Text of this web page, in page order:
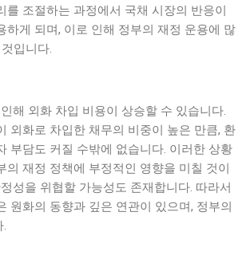
를 조절하는 과정에서 국채 시장의 반응이
하게 되며, 이로 인해 정부의 재정 운용에 많
입니다.
해 외화 차입 비용이 상승할 수 있습니다.
외화로 차입한 채무의 비중이 높은 만큼, 환
부담도 커질 수밖에 없습니다. 이러한 상황
의 재정 정책에 부정적인 영향을 미칠 것이
성을 위협할 가능성도 존재합니다. 따라서
원화의 동향과 깊은 연관이 있으며, 정부의
.